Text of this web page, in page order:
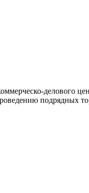
делового
подрядных